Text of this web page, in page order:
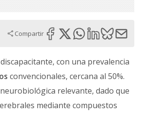
Compartir
con una prevalencia
convencionales, cercana al 50%.
relevante, dado que
mediante compuestos